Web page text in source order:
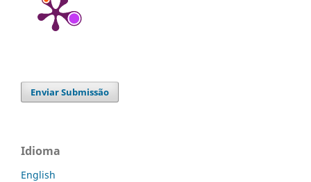
Enviar Submissão
Idioma
English